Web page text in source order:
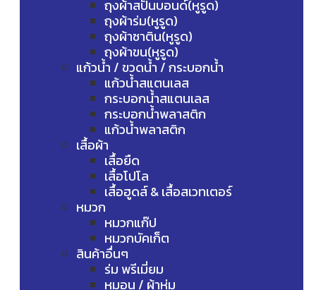
ถุงผ้าสปันบอนด์(หูรูด)
ถุงผ้าร่ม(หูรูด)
ถุงผ้าซาติน(หูรูด)
ถุงผ้าขน(หูรูด)
แก้วน้ำ / ขวดน้ำ / กระบอกน้ำ
แก้วน้ำสแตนเลส
กระบอกน้ำสแตนเลส
กระบอกน้ำพลาสติก
แก้วน้ำพลาสติก
เสื้อผ้า
เสื้อยืด
เสื้อโปโล
เสื้อฮูดส์ & เสื้อสเวทเตอร์
หมวก
หมวกแก๊ป
หมวกบัคเก็ต
สินค้าอื่นๆ
ร่ม พรีเมี่ยม
หมอน / ผ้าห่ม